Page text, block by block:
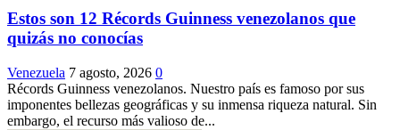
Estos son 12 Récords Guinness venezolanos que
quizás no conocías
Venezuela 7 agosto, 2026 0
Récords Guinness venezolanos. Nuestro país es famoso por sus
imponentes bellezas geográficas y su inmensa riqueza natural. Sin
embargo, el recurso más valioso de...